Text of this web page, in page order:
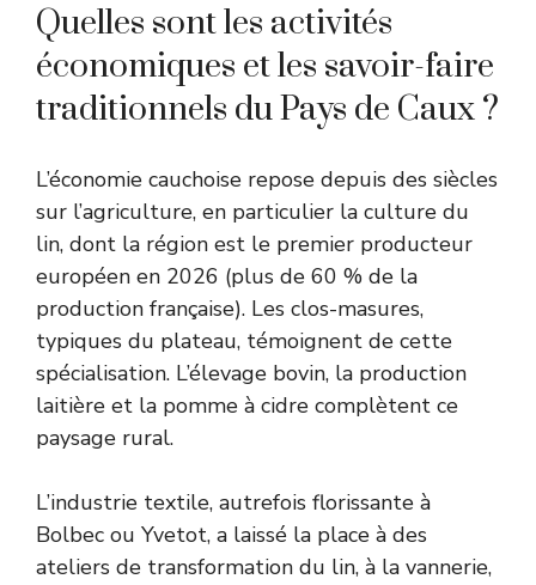
Quelles sont les activités
économiques et les savoir-faire
traditionnels du Pays de Caux ?
L’économie cauchoise repose depuis des siècles
sur l’agriculture, en particulier la culture du
lin, dont la région est le premier producteur
européen en 2026 (plus de 60 % de la
production française). Les clos-masures,
typiques du plateau, témoignent de cette
spécialisation. L’élevage bovin, la production
laitière et la pomme à cidre complètent ce
paysage rural.
L’industrie textile, autrefois florissante à
Bolbec ou Yvetot, a laissé la place à des
ateliers de transformation du lin, à la vannerie,